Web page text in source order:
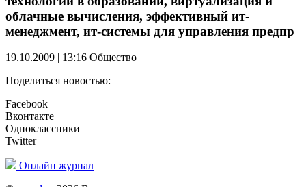
облачные вычисления, эффективный ит-
менеджмент, ит-системы для управления предпр
19.10.2009 | 13:16 Общество
Поделиться новостью:
Facebook
Вконтакте
Одноклассники
Twitter
Онлайн журнал